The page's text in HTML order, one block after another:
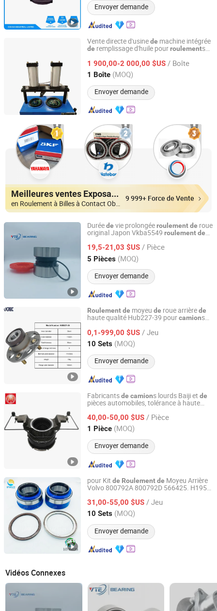
Envoyer demande
Vente directe d'usinede machine intégrée
de remplissage d'huile pourroulements
1 900,00-2 000,00 $US / Boîte
1 Boîte (MOQ)
Envoyer demande
Shandong Xiangqiu Truck Maintenance Equipment Co.,
Shandong, China
Meilleures ventes Exposants
en Roulement à Billes à Contact Oblique
9 999+ Force de Vente
Duréede vie prolongéeroulementde roue
original Japon Vkba5549 roulementde
19,5-21,03 $US / Pièce
5 Pièces (MOQ)
Envoyer demande
Shandong Ante Bearing Technology Co., Ltd.
Shandong, China Depuis 2024
Roulementde moyeu de roue arrièrede
haute qualité Hub227-39 pourcamions
0,1-999,00 $US / Jeu
10 Sets (MOQ)
Envoyer demande
SHANGHAI ARIO-UGT IMP&EXP CO., LTD.
Shanghai, China Depuis 2020
Fabricantsde camions lourds Baiji et de
pièces automobiles, tolérance à haute
Chine,roulementdedébrayage
hydraulique
40,00-50,00 $US / Pièce
1 Pièce (MOQ)
Envoyer demande
Hebei Baiji Auto Parts Co., Ltd.
Hebei, China Depuis 2023
pour Kit de Roulementde Moyeu Arrière
Volvo 800792A 800792D 566425. H195
de Camion
31,00-55,00 $US / Jeu
10 Sets (MOQ)
Envoyer demande
Shandong Huaxu Bearing Co., Ltd.
Shandong, China Depuis 2020
Vidéos Connexes